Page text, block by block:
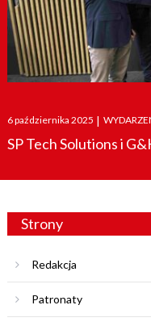
Posted
on
6 października 2025 |
SP Tech Solutions i
Strony
Redakcja
Patronaty